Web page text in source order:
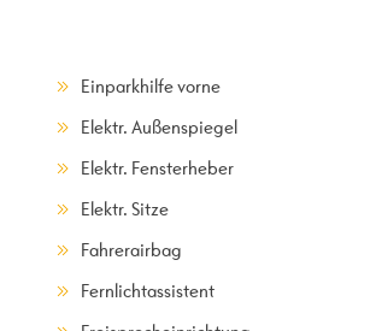
Einparkhilfe vorne
Elektr. Außenspiegel
Elektr. Fensterheber
Elektr. Sitze
Fahrerairbag
Fernlichtassistent